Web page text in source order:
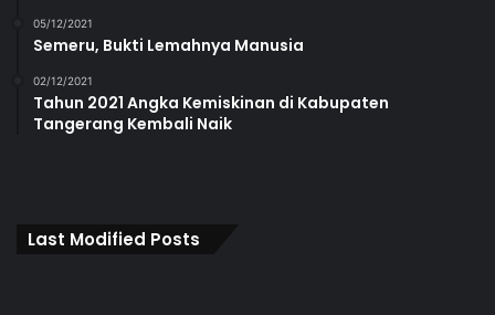
05/12/2021
Semeru, Bukti Lemahnya Manusia
02/12/2021
Tahun 2021 Angka Kemiskinan di Kabupaten
Tangerang Kembali Naik
Last Modified Posts